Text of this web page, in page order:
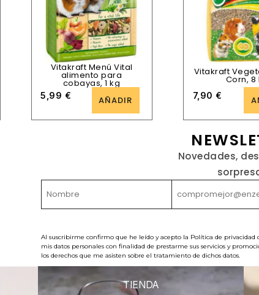
Vitakraft Menú Vital
alimento para
cobayas, 1 kg
5,99 € AÑADIR
Vitakraft
Corn, 8
7,90 €
Novedades,
Al suscribirme confirmo que he leído y acepto la Política de
mis datos personales con finalidad de prestarme sus servicios y
los derechos que me asisten sobre el tratamiento de dichos datos.
TIENDA